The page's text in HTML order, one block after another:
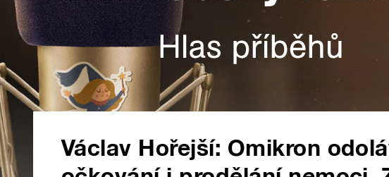
Václav Hořejší: Omikron